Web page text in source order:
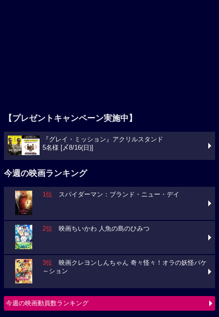
【プレゼントキャンペーン実施中】
『グレイ・ミッション』アクリルスタンド
5名様 [〆8/16(日)]
今週の映画ランキング
1位 スパイダーマン：ブランド・ニュー・デイ
2位 映画ちいかわ 人魚の島のひみつ
3位 映画クレヨンしんちゃん 奇々怪々！オラの妖怪バケ
～ション
今週の映画動員数ランキング